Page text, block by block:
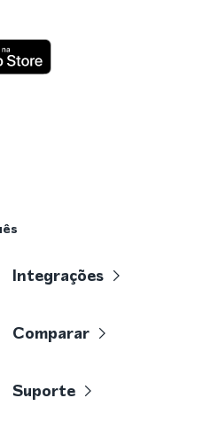
Integrações
Comparar
Suporte